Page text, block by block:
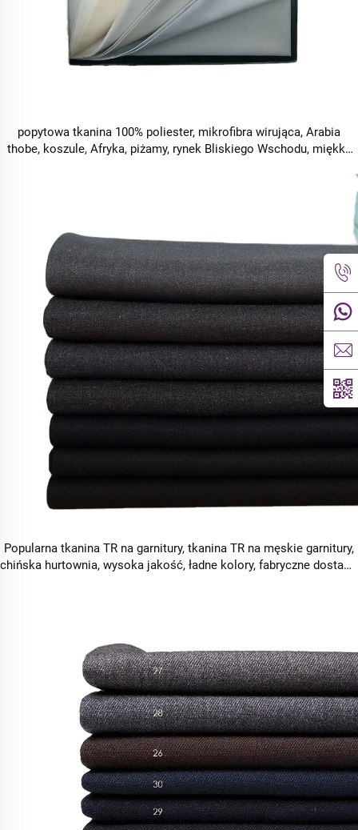
popytowa tkanina 100% poliester, mikrofibra wirująca, Arabia
thobe, koszule, Afryka, piżamy, rynek Bliskiego Wschodu, miękka
Popularna tkanina TR na garnitury, tkanina TR na męskie garnitury,
chińska hurtownia, wysoka jakość, ładne kolory, fabryczne dostawy